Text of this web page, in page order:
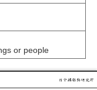
or people